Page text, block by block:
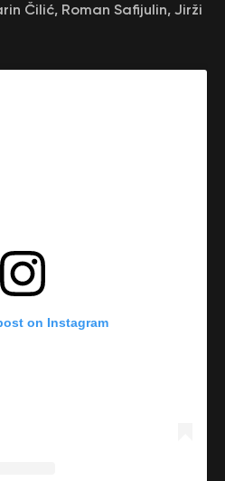
Čilić, Roman Safijulin, Jirži
on Instagram